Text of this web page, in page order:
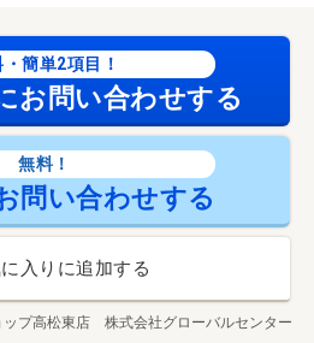
簡単2項目！
お問い合わせする
無料！
問い合わせする
入りに追加する
ップ高松東店 株式会社グローバルセンター